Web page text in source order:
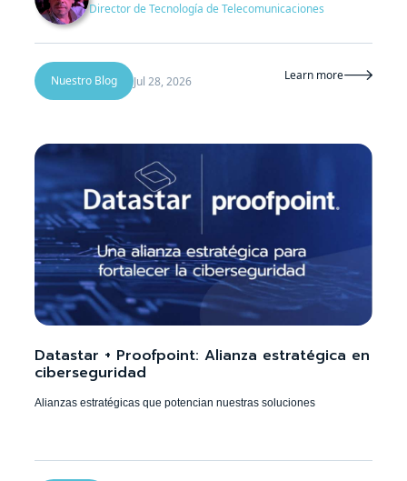
Director de Tecnología de Telecomunicaciones
Nuestro Blog Jul 28, 2026 Learn more
Datastar + Proofpoint: Alianza estratégica en
ciberseguridad
Alianzas estratégicas que potencian nuestras soluciones